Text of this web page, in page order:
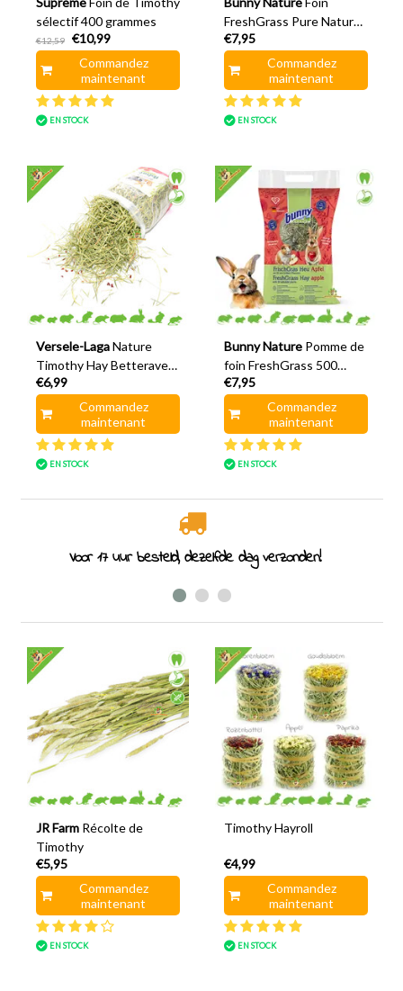
sélectif 400 grammes
€12,59
€10,99
Commandez
maintenant
EN STOCK
FreshGrass Pure Nature
750 grammes
€7,95
Commandez
maintenant
EN STOCK
Versele-Laga Nature
Timothy Hay Betterave
rouge et tomate 500
grammes
€6,99
Commandez
maintenant
EN STOCK
Bunny Nature Pomme de
foin FreshGrass 500
grammes
€7,95
Commandez
maintenant
EN STOCK
Voor 17 uur besteld, dezelfde dag verzonden!
JR Farm Récolte de
Timothy
€5,95
Commandez
maintenant
EN STOCK
Timothy Hayroll
€4,99
Commandez
maintenant
EN STOCK